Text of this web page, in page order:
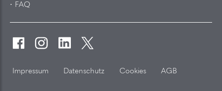
FAQ
Impressum Datenschutz Cookies AGB